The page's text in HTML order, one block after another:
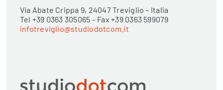
Via Abate Crippa 9, 24047 Treviglio – Italia
Tel +39 0363 305065 – Fax +39 0363 599079
infotreviglio@studiodotcom.it